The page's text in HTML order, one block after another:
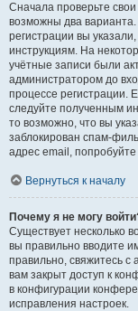
Сначала проверьте
возможны два
регистрации вы
инструкциям. На
учётные записи были
администратором до
процессе регистрации.
следуйте полученным
то возможно, что вы
заблокирован спам-
адрес email,
Вернуться к началу
Почему я не могу
Существует несколько
вы правильно вводите
правильно, свяжитесь
вам закрыт доступ к
в конфигурации
исправления настроек.